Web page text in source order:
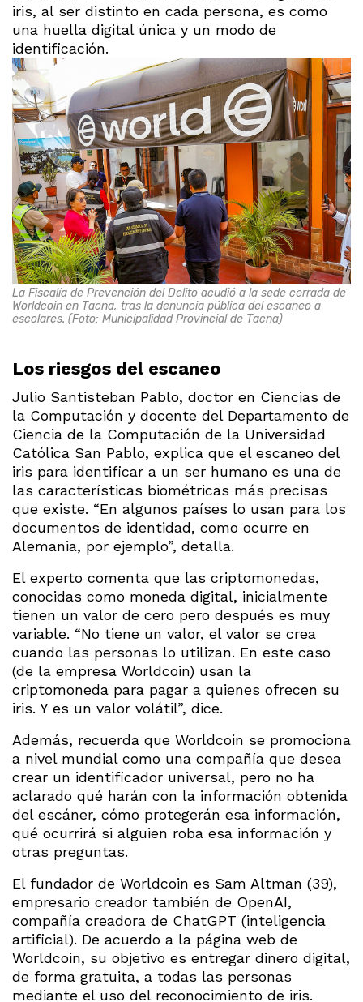
iris, al ser distinto en cada persona, es como
una huella digital única y un modo de
identificación.
La Fiscalía de Prevención del Delito acudió a la sede cerrada de
Worldcoin en Tacna, tras la denuncia pública del escaneo a
escolares. (Foto: Municipalidad Provincial de Tacna)
Los riesgos del escaneo
Julio Santisteban Pablo, doctor en Ciencias de
la Computación y docente del Departamento de
Ciencia de la Computación de la Universidad
Católica San Pablo, explica que el escaneo del
iris para identificar a un ser humano es una de
las características biométricas más precisas
que existe. “En algunos países lo usan para los
documentos de identidad, como ocurre en
Alemania, por ejemplo”, detalla.
El experto comenta que las criptomonedas,
conocidas como moneda digital, inicialmente
tienen un valor de cero pero después es muy
variable. “No tiene un valor, el valor se crea
cuando las personas lo utilizan. En este caso
(de la empresa Worldcoin) usan la
criptomoneda para pagar a quienes ofrecen su
iris. Y es un valor volátil”, dice.
Además, recuerda que Worldcoin se promociona
a nivel mundial como una compañía que desea
crear un identificador universal, pero no ha
aclarado qué harán con la información obtenida
del escáner, cómo protegerán esa información,
qué ocurrirá si alguien roba esa información y
otras preguntas.
El fundador de Worldcoin es Sam Altman (39),
empresario creador también de OpenAI,
compañía creadora de ChatGPT (inteligencia
artificial). De acuerdo a la página web de
Worldcoin, su objetivo es entregar dinero digital,
de forma gratuita, a todas las personas
mediante el uso del reconocimiento de iris.